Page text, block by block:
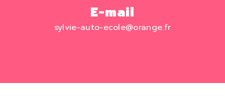
E-mail
sylvie-auto-ecole@orange.fr